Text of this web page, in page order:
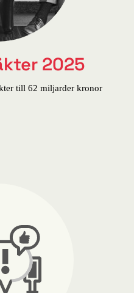
2025
till 62 miljarder kronor